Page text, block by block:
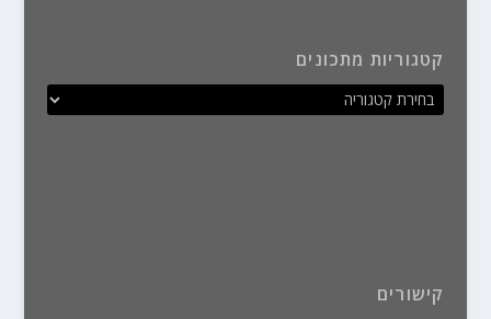
קטגוריות מתכונים
קישורים